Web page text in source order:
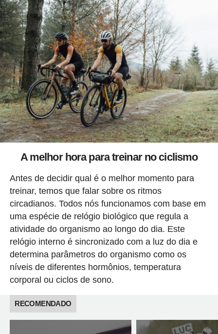
A melhor hora para treinar no ciclismo
Antes de decidir qual é o melhor momento para
treinar, temos que falar sobre os ritmos
circadianos. Todos nós funcionamos com base em
uma espécie de relógio biológico que regula a
atividade do organismo ao longo do dia. Este
relógio interno é sincronizado com a luz do dia e
determina parâmetros do organismo como os
níveis de diferentes hormônios, temperatura
corporal ou ciclos de sono.
RECOMENDADO